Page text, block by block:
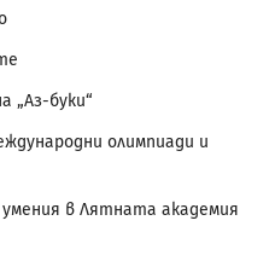
„Аз-буки“
олимпиади и
в Лятната академия